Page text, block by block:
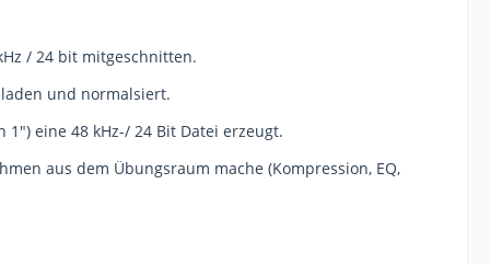
/ 24 bit mitgeschnitten.
und normalsiert.
eine 48 kHz-/ 24 Bit Datei erzeugt.
aus dem Übungsraum mache (Kompression, EQ,